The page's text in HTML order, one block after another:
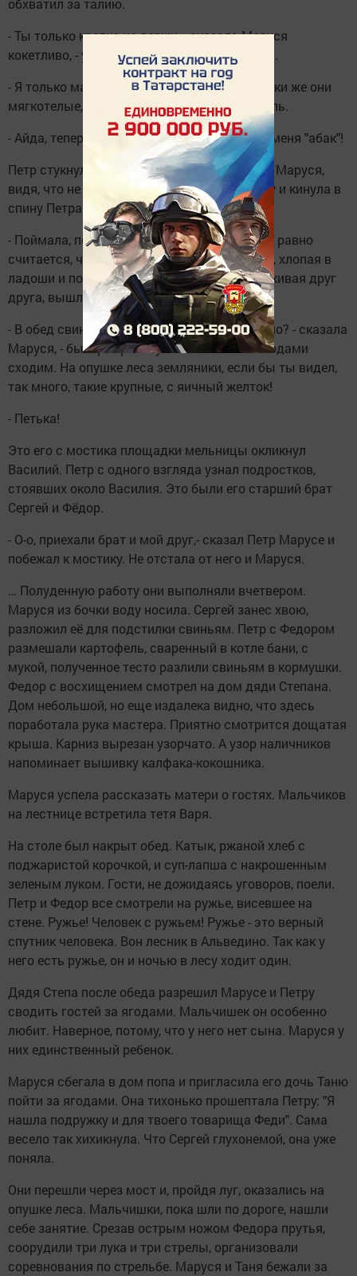
обхватил за талию.
- Ты только крепко не держи, - сказала Маруся
кокетливо, - у меня талия тонкая, сломается.
- Я только мальчишек сильно хватаю, девочки же они
мягкотелые, поэтому быстро чувствуют боль.
- Айда, теперь я тебя буду догонять, стукни меня "абак"!
Петр стукнул Марусю и побежал к воротам. Маруся,
видя, что не догонит его, сняла одну калошу и кинула в
спину Петра.
- Поймала, поймала, раз калоша попала, все равно
считается, что поймала,- закричала Маруся, хлопая в
ладоши и подпрыгивая. Они, слегка подталкивая друг
друга, вышли на улицу.
- В обед свиней будем вместе кормить, ладно? - сказала
Маруся, - быстрее работу закончишь. За ягодами
сходим. На опушке леса земляники, если бы ты видел,
так много, такие крупные, с яичный желток!
- Петька!
Это его с мостика площадки мельницы окликнул
Василий. Петр с одного взгляда узнал подростков,
стоявших около Василия. Это были его старший брат
Сергей и Фёдор.
- О-о, приехали брат и мой друг,- сказал Петр Марусе и
побежал к мостику. Не отстала от него и Маруся.
… Полуденную работу они выполняли вчетвером.
Маруся из бочки воду носила. Сергей занес хвою,
разложил её для подстилки свиньям. Петр с Федором
размешали картофель, сваренный в котле бани, с
мукой, полученное тесто разлили свиньям в кормушки.
Федор с восхищением смотрел на дом дяди Степана.
Дом небольшой, но еще издалека видно, что здесь
поработала рука мастера. Приятно смотрится дощатая
крыша. Карниз вырезан узорчато. А узор наличников
напоминает вышивку калфака-кокошника.
Маруся успела рассказать матери о гостях. Мальчиков
на лестнице встретила тетя Варя.
На столе был накрыт обед. Катык, ржаной хлеб с
поджаристой корочкой, и суп-лапша с накрошенным
зеленым луком. Гости, не дожидаясь уговоров, поели.
Петр и Федор все смотрели на ружье, висевшее на
стене. Ружье! Человек с ружьем! Ружье - это верный
спутник человека. Вон лесник в Альведино. Так как у
него есть ружье, он и ночью в лесу ходит один.
Дядя Степа после обеда разрешил Марусе и Петру
сводить гостей за ягодами. Мальчишек он особенно
любит. Наверное, потому, что у него нет сына. Маруся у
них единственный ребенок.
Маруся сбегала в дом попа и пригласила его дочь Таню
пойти за ягодами. Она тихонько прошептала Петру: "Я
нашла подружку и для твоего товарища Феди". Сама
весело так хихикнула. Что Сергей глухонемой, она уже
поняла.
Они перешли через мост и, пройдя луг, оказались на
опушке леса. Мальчишки, пока шли по дороге, нашли
себе занятие. Срезав острым ножом Федора прутья,
соорудили три лука и три стрелы, организовали
соревнования по стрельбе. Маруся и Таня бежали за